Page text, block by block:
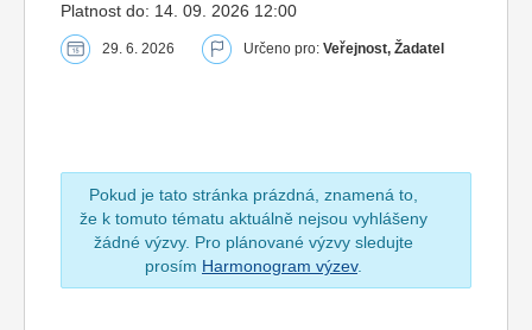
Platnost do: 14. 09. 2026 12:00
29. 6. 2026 Určeno pro: Veřejnost, Žadatel
Pokud je tato stránka prázdná, znamená to,
že k tomuto tématu aktuálně nejsou vyhlášeny
žádné výzvy. Pro plánované výzvy sledujte
prosím Harmonogram výzev.